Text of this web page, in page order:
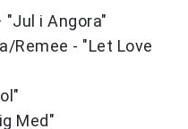
"Jul i Angora"
Remee - "Let Love
Med"